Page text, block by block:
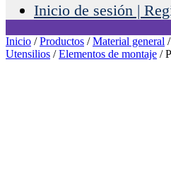
Inicio de sesión |
Inicio /Productos /Material general /
Utensilios /Elementos de montaje /